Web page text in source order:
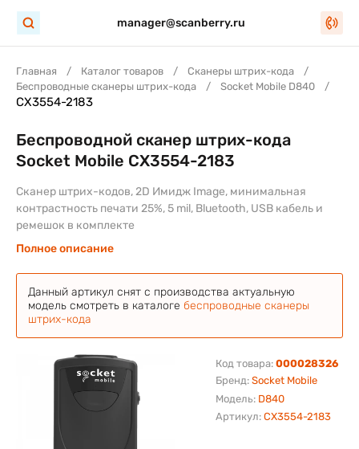
manager@scanberry.ru
Главная Каталог товаров
Сканеры штрих-кода
Беспроводные сканеры штрих-кода
Socket Mobile D840
CX3554-2183
Бренд: Socket Mobile
Модель: D840
Код товара: 000028326
Артикул: CX3554-2183
Беспроводной сканер штрих-кода
Socket Mobile CX3554-2183
Сканер штрих-кодов, 2D Имидж Image, минимальная
контрастность печати 25%, 5 mil, Bluetooth, USB кабель и
ремешок в комплекте
Полное описание
Данный артикул снят с производства актуальную
модель смотреть в каталоге беспроводные сканеры
штрих-кода